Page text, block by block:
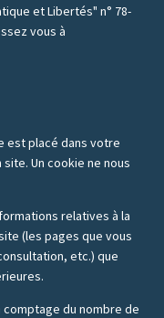
et Libertés" n° 78-
vous à
est placé dans votre
Un cookie ne nous
relatives à la
(les pages que vous
etc.) que
du nombre de